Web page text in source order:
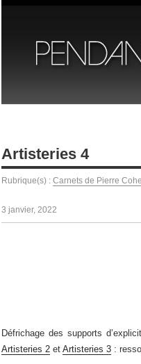
Artisteries 4
Rubrique(s) : Carnets de Pierre
3 janvier, 2022
Défrichage des supports
Artisteries 2 et Artisteries 3 :